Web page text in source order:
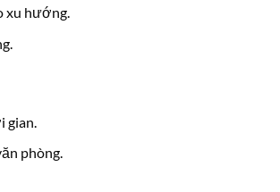
xu hướng.
phòng.